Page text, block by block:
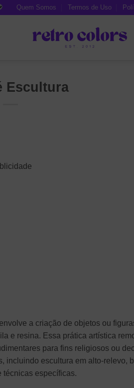
Quem Somos Termos de Uso
Escultura
a criação de objetos ou
e resina. Essa prática artística
para fins religiosos ou
incluindo escultura em alto-relevo,
técnicas específicas.